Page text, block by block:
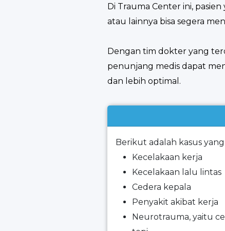
Di Trauma Center ini,
atau lainnya bisa segera
Dengan tim dokter yang
penunjang medis dapat
dan lebih optimal.
Berikut adalah kasus
Kecelakaan kerja
Kecelakaan lalu lintas
Cedera kepala
Penyakit akibat kerja
Neurotrauma, yaitu